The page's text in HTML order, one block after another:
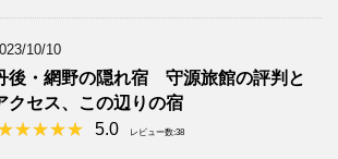
10/10
後・網野の隠れ宿 守源旅館の評判と
クセス、この辺りの宿
5.0
レビュー数:38